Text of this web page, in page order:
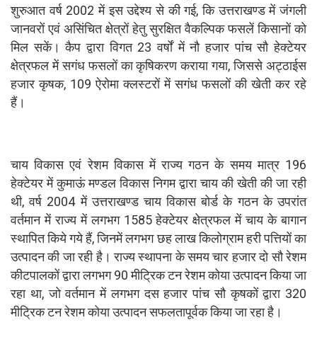
शुरुआत वर्ष 2002 में इस उद्देश्य से की गई, कि उत्तराखण्ड में जंगली
जानवरों एवं असिंचित क्षेत्रों हेतु सुरक्षित वैकल्पिक फसलें किसानों को
मिल सकें। कैप द्वारा विगत 23 वर्षों में नौ हजार पांच सौ हेक्टेयर
क्षेत्रफल में सगंध फसलों का कृषिकरण कराया गया, जिससे अट्ठाईस
हजार कृषक, 109 ऐरोमा क्लस्टरों में सगंध फसलों की खेती कर रहे
हैं।
चाय विकास एवं रेशम विकास में राज्य गठन के समय मात्र 196
हेक्टेयर में कुमाऊं मण्डल विकास निगम द्वारा चाय की खेती की जा रही
थी, वर्ष 2004 में उत्तराखण्ड चाय विकास बोर्ड के गठन के उपरांत
वर्तमान में राज्य में लगभग 1585 हेक्टेयर क्षेत्रफल में चाय के बागान
स्थापित किये गये हैं, जिनमें लगभग छह लाख किलोग्राम हरी पत्तियों का
उत्पादन की जा रही है। राज्य स्थापना के समय चार हजार दो सौ रेशम
कीटपालकों द्वारा लगभग 90 मीट्रिक टन रेशम कोया उत्पादन किया जा
रहा था, जो वर्तमान में लगभग दस हजार पांच सौ कृषकों द्वारा 320
मीट्रिक टन रेशम कोया उत्पादन सफलतापूर्वक किया जा रहा है।